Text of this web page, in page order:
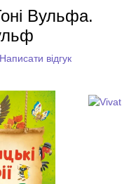
Вульфа.
Написати відгук